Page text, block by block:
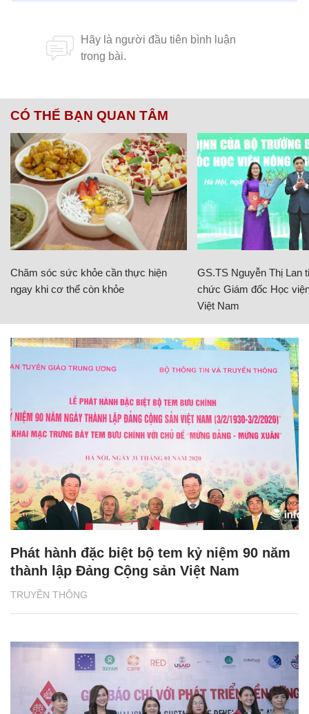
CÓ THỂ BẠN QUAN TÂM
Chăm sóc sức khỏe cần thực hiện
ngay khi cơ thể còn khỏe
GS.TS Nguyễn Thị Lan
chức Giám đốc Học
Việt Nam
TRUYỀN THÔNG
Phát hành đặc biệt bộ tem kỷ niệm 90 năm
thành lập Đảng Cộng sản Việt Nam